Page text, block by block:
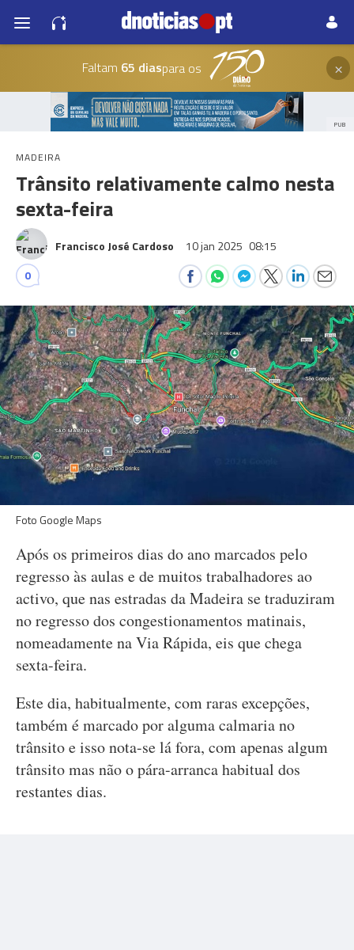
Faltam 65 diaspara os ×
PUB
MADEIRA
Trânsito relativamente calmo nesta
sexta-feira
Francisco José Cardoso 10 jan 2025 08:15
0
Foto Google Maps
Após os primeiros dias do ano marcados pelo
regresso às aulas e de muitos trabalhadores ao
activo, que nas estradas da Madeira se traduziram
no regresso dos congestionamentos matinais,
nomeadamente na Via Rápida, eis que chega
sexta-feira.
Este dia, habitualmente, com raras excepções,
também é marcado por alguma calmaria no
trânsito e isso nota-se lá fora, com apenas algum
trânsito mas não o pára-arranca habitual dos
restantes dias.